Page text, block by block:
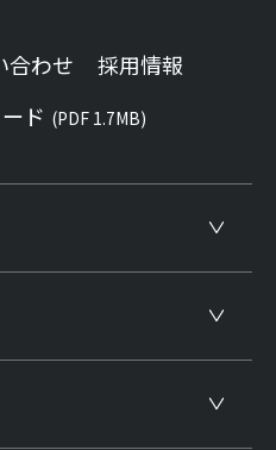
合わせ
採用情報
ド (PDF 1.7MB)